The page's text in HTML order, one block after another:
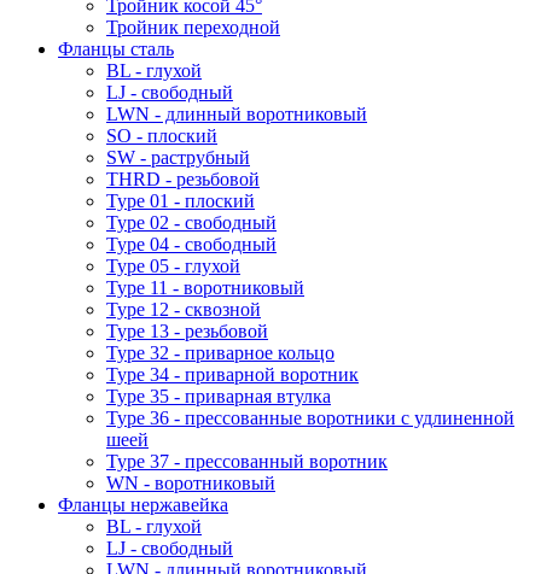
Тройник косой 45°
Тройник переходной
Фланцы сталь
BL - глухой
LJ - свободный
LWN - длинный воротниковый
SO - плоский
SW - раструбный
THRD - резьбовой
Type 01 - плоский
Type 02 - свободный
Type 04 - свободный
Type 05 - глухой
Type 11 - воротниковый
Type 12 - сквозной
Type 13 - резьбовой
Type 32 - приварное кольцо
Type 34 - приварной воротник
Type 35 - приварная втулка
Type 36 - прессованные воротники с удлиненной
шеей
Type 37 - прессованный воротник
WN - воротниковый
Фланцы нержавейка
BL - глухой
LJ - свободный
LWN - длинный воротниковый